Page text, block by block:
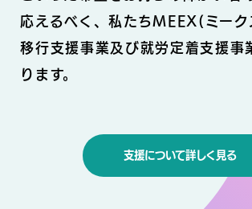
応えるべく、私たちMEEX(ミー
移行支援事業及び就労定着支援事
ります。
支援について詳しく見る